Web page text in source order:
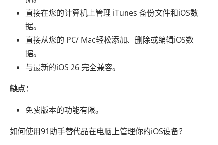
直接在您的计算机上管理 iTunes 备份文件和iOS数
据。
直接从您的 PC/ Mac轻松添加、删除或编辑iOS数
据。
与最新的iOS 26 完全兼容。
缺点：
免费版本的功能有限。
如何使用91助手替代品在电脑上管理你的iOS设备？